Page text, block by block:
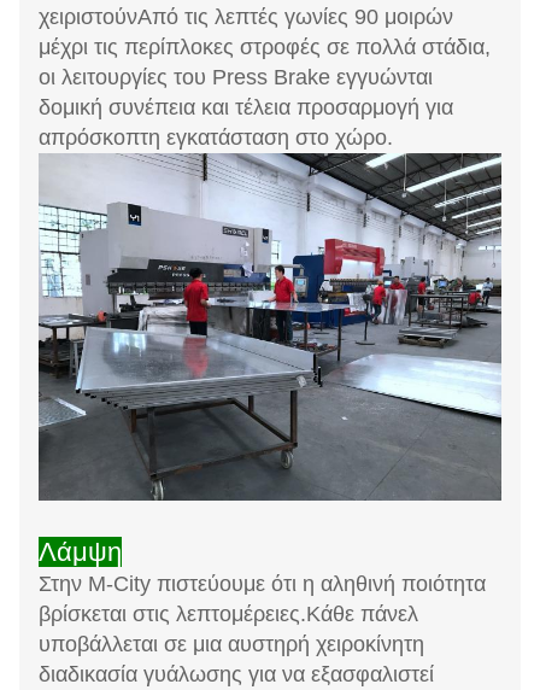
χειριστούνΑπό τις λεπτές γωνίες 90 μοιρών
μέχρι τις περίπλοκες στροφές σε πολλά στάδια,
οι λειτουργίες του Press Brake εγγυώνται
δομική συνέπεια και τέλεια προσαρμογή για
απρόσκοπτη εγκατάσταση στο χώρο.
Λάμψη
Στην M-City πιστεύουμε ότι η αληθινή ποιότητα
βρίσκεται στις λεπτομέρειες.Κάθε πάνελ
υποβάλλεται σε μια αυστηρή χειροκίνητη
διαδικασία γυάλωσης για να εξασφαλιστεί